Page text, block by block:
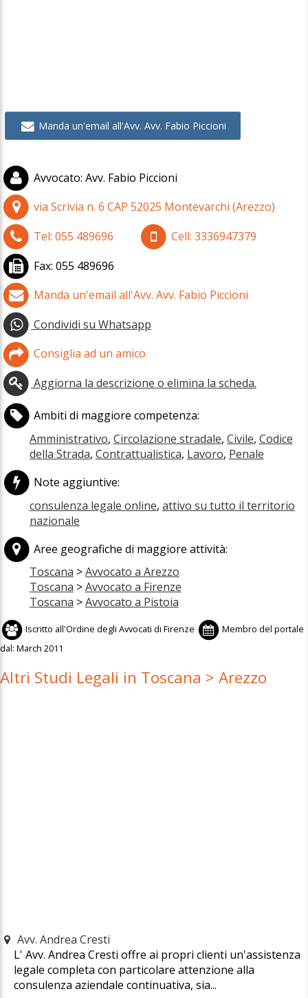
Manda un'email all'Avv. Avv. Fabio Piccioni
Avvocato: Avv. Fabio Piccioni
via Scrivia n. 6 CAP 52025 Montevarchi (Arezzo)
Tel: 055 489696 Cell: 3336947379
Fax: 055 489696
Manda un'email all'Avv. Avv. Fabio Piccioni
Condividi su Whatsapp
Consiglia ad un amico
Aggiorna la descrizione o elimina la scheda.
Ambiti di maggiore competenza:
Amministrativo, Circolazione stradale, Civile, Codice
della Strada, Contrattualistica, Lavoro, Penale
Note aggiuntive:
consulenza legale online, attivo su tutto il territorio
nazionale
Aree geografiche di maggiore attività:
Toscana >Avvocato a Arezzo
Toscana >Avvocato a Firenze
Toscana >Avvocato a Pistoia
Iscritto all'Ordine degli Avvocati di Firenze
Membro del portale
dal: March 2011
Altri Studi Legali in Toscana > Arezzo
Avv. Andrea Cresti
L' Avv. Andrea Cresti offre ai propri clienti un'assistenza
legale completa con particolare attenzione alla
consulenza aziendale continuativa, sia...